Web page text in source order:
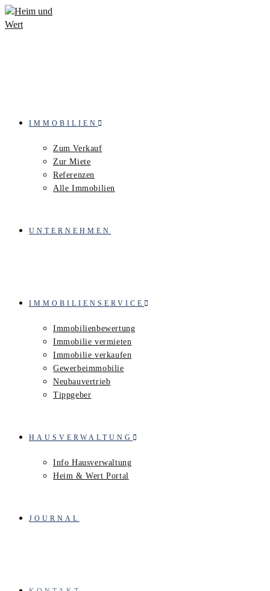
IMMOBILIEN
Zum Verkauf
Zur Miete
Referenzen
Alle Immobilien
UNTERNEHMEN
IMMOBILIENSERVICE
Immobilienbewertung
Immobilie vermieten
Immobilie verkaufen
Gewerbeimmobilie
Neubauvertrieb
Tippgeber
HAUSVERWALTUNG
Info Hausverwaltung
Heim & Wert Portal
JOURNAL